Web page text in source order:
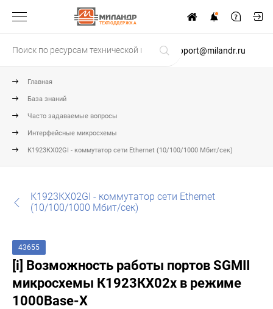
ТЕХПОДДЕРЖКА
support@milandr.ru
Главная
База знаний
Часто задаваемые вопросы
Интерфейсные микросхемы
К1923КХ02GI - коммутатор сети Ethernet (10/100/1000 Мбит/сек)
К1923КХ02GI - коммутатор сети Ethernet
(10/100/1000 Мбит/сек)
43655
[i] Возможность работы портов SGMII
микросхемы К1923КХ02x в режиме
1000Base-X